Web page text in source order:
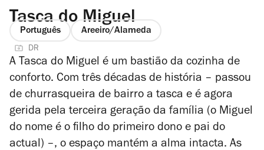
Tasca do Miguel
Português Areeiro/Alameda
DR
A Tasca do Miguel é um bastião da cozinha de
conforto. Com três décadas de história – passou
de churrasqueira de bairro a tasca e é agora
gerida pela terceira geração da família (o Miguel
do nome é o filho do primeiro dono e pai do
actual) –, o espaço mantém a alma intacta. As